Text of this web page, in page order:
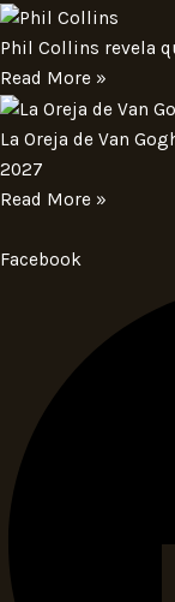
Phil Collins revela
Read More »
La Oreja de Van
2027
Read More »
Facebook